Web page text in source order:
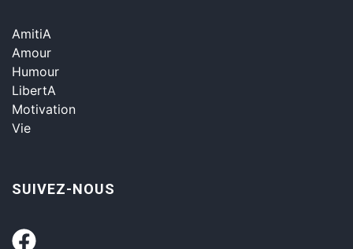
AmitiA
Amour
Humour
LibertA
Motivation
Vie
SUIVEZ-NOUS